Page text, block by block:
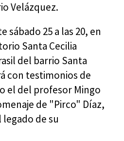
Velázquez.
sábado 25 a las 20, en
Santa Cecilia
del barrio Santa
con testimonios de
el del profesor Mingo
de "Pirco" Díaz,
de su